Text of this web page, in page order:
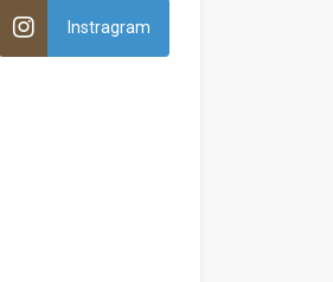
Instragram